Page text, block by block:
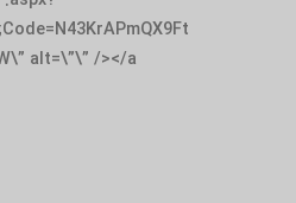
alt=\”\” /></a>